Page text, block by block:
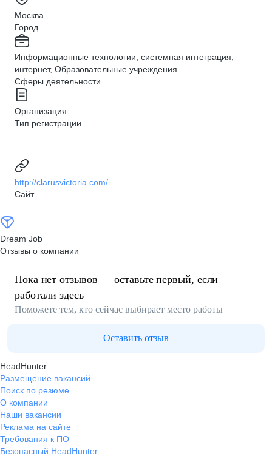
Москва
Город
Информационные технологии, системная интеграция,
интернет, Образовательные учреждения
Сферы деятельности
Организация
Тип регистрации
http://clarusvictoria.com/
Сайт
Dream Job
Отзывы о компании
Пока нет отзывов — оставьте первый, если
работали здесь
Поможете тем, кто сейчас выбирает место работы
Оставить отзыв
HeadHunter
Размещение вакансий
Поиск по резюме
О компании
Наши вакансии
Реклама на сайте
Требования к ПО
Безопасный HeadHunter